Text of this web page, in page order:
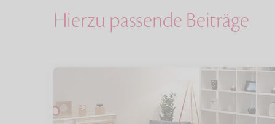
Hierzu passende Beiträge